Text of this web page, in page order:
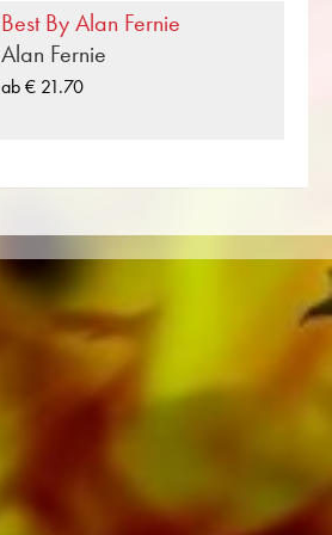
verfügbare
Favorite Duets» und
musikalischen Eindruck mit
Hörbeispielen und Videos zu
Werk. Mit der
in wenigen Schritten mehr
Damit Sie Ihr
vervollständigen können,
Klick alle Noten zu
im Schwierigkeitsgrad B/C
ist eine von vielen
welche im
erschienen sind. Neben
sind über 100 Komponisten
Best By Alan Fernie
Alan Fernie
ab € 21.70